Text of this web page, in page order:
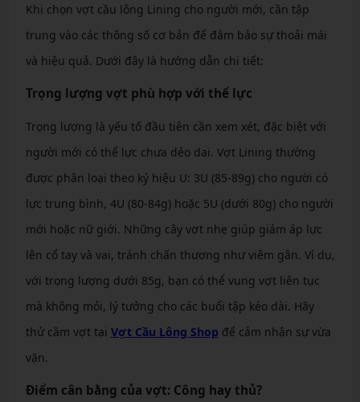
Khi chọn vợt cầu lông Lining cho người mới, cần tập
trung vào các thông số cơ bản để đảm bảo sự thoải mái
và hiệu quả. Dưới đây là hướng dẫn chi tiết:
Trọng lượng vợt phù hợp với thể lực
Trọng lượng là yếu tố đầu tiên cần xem xét, đặc biệt với
người mới có thể lực chưa dẻo dai. Vợt Lining thường
được phân loại theo ký hiệu U: 3U (85-89g) cho người có
lực trung bình, 4U (80-84g) hoặc 5U (dưới 80g) cho người
mới hoặc nữ giới. Những cây vợt nhẹ giúp giảm áp lực
lên cổ tay và vai, tránh chấn thương như viêm gân. Ví dụ,
với trọng lượng dưới 85g, bạn có thể vung vợt liên tục
mà không mỏi, lý tưởng cho các buổi tập kéo dài. Hãy
thử cầm vợt tại Vợt Cầu Lông Shop để cảm nhận sự vừa
vặn.
Điểm cân bằng của vợt: Công hay thủ?